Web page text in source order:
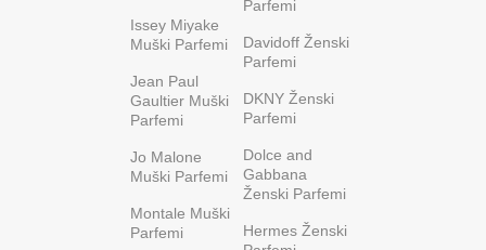
Issey Miyake
Muški Parfemi
Jean Paul
Gaultier Muški
Parfemi
Jo Malone
Muški Parfemi
Montale Muški
Parfemi
Parfemi
Davidoff Ženski
Parfemi
DKNY Ženski
Parfemi
Dolce and
Gabbana
Ženski Parfemi
Hermes Ženski